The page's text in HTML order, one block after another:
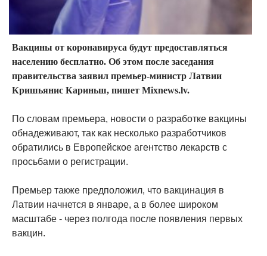
Вакцины от коронавируса будут предоставляться
населению бесплатно. Об этом после заседания
правительства заявил премьер-министр Латвии
Кришьянис Кариньш, пишет Mixnews.lv.
По словам премьера, новости о разработке вакцины
обнадеживают, так как несколько разработчиков
обратились в Европейское агентство лекарств с
просьбами о регистрации.
Премьер также предположил, что вакцинация в
Латвии начнется в январе, а в более широком
масштабе - через полгода после появления первых
вакцин.